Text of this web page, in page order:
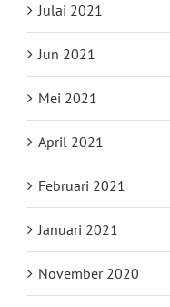
Julai 2021
Jun 2021
Mei 2021
April 2021
Februari 2021
Januari 2021
November 2020